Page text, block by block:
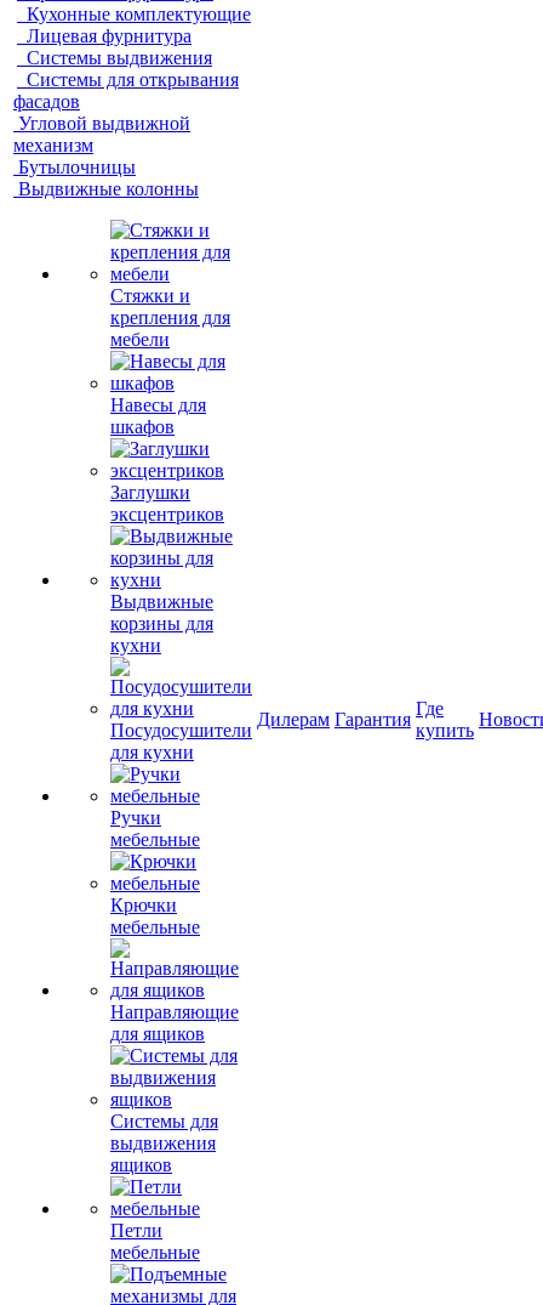
Кухонные комплектующие
Лицевая фурнитура
Системы выдвижения
Системы для открывания
фасадов
Угловой выдвижной
механизм
Бутылочницы
Выдвижные колонны
Стяжки и
крепления для
мебели
Навесы для
шкафов
Заглушки
эксцентриков
Выдвижные
корзины для
кухни
Посудосушители
для кухни
Ручки
мебельные
Крючки
мебельные
Направляющие
для ящиков
Системы для
выдвижения
ящиков
Петли
мебельные
Дилерам Гарантия
Где
купить